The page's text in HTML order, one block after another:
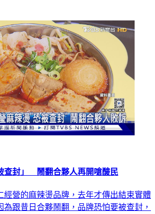
查封」 鬧翻合夥人再開嗆酸民
經營的麻辣燙品牌，去年才傳出結束實體
為跟昔日合夥鬧翻，品牌恐怕要被查封，